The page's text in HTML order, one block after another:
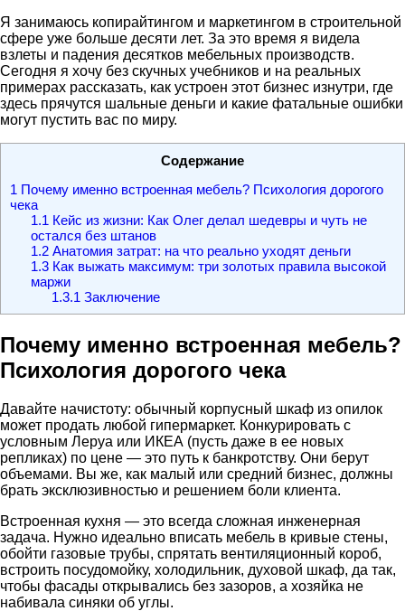
Я занимаюсь копирайтингом и маркетингом в строительной
сфере уже больше десяти лет. За это время я видела
взлеты и падения десятков мебельных производств.
Сегодня я хочу без скучных учебников и на реальных
примерах рассказать, как устроен этот бизнес изнутри, где
здесь прячутся шальные деньги и какие фатальные ошибки
могут пустить вас по миру.
Содержание
1 Почему именно встроенная мебель? Психология дорогого
чека
1.1 Кейс из жизни: Как Олег делал шедевры и чуть не
остался без штанов
1.2Анатомия затрат: на что реально уходят деньги
1.3Как выжать максимум: три золотых правила высокой
маржи
1.3.1 Заключение
Почему именно встроенная мебель?
Психология дорогого чека
Давайте начистоту: обычный корпусный шкаф из опилок
может продать любой гипермаркет. Конкурировать с
условным Леруа или ИКЕА (пусть даже в ее новых
репликах) по цене — это путь к банкротству. Они берут
объемами. Вы же, как малый или средний бизнес, должны
брать эксклюзивностью и решением боли клиента.
Встроенная кухня — это всегда сложная инженерная
задача. Нужно идеально вписать мебель в кривые стены,
обойти газовые трубы, спрятать вентиляционный короб,
встроить посудомойку, холодильник, духовой шкаф, да так,
чтобы фасады открывались без зазоров, а хозяйка не
набивала синяки об углы.